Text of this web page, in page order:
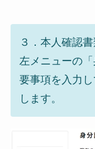
３．本人確認
左メニューの
要事項を入力
します。